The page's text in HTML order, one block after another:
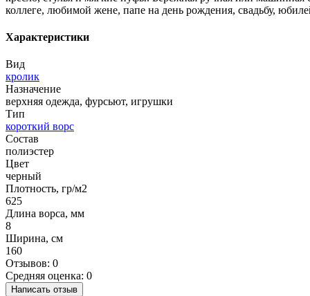
коллеге, любимой жене, папе на день рождения, свадьбу,
Характеристики
Вид
кролик
Назначение
верхняя одежда, фурсьют, игрушки
Тип
короткий ворс
Состав
полиэстер
Цвет
черный
Плотность, гр/м2
625
Длина ворса, мм
8
Ширина, см
160
Отзывов: 0
Средняя оценка: 0
Написать отзыв